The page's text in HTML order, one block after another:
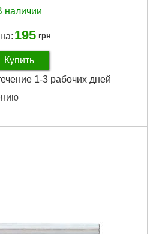
наличии
195 грн
Купить
1-3 рабочих дней